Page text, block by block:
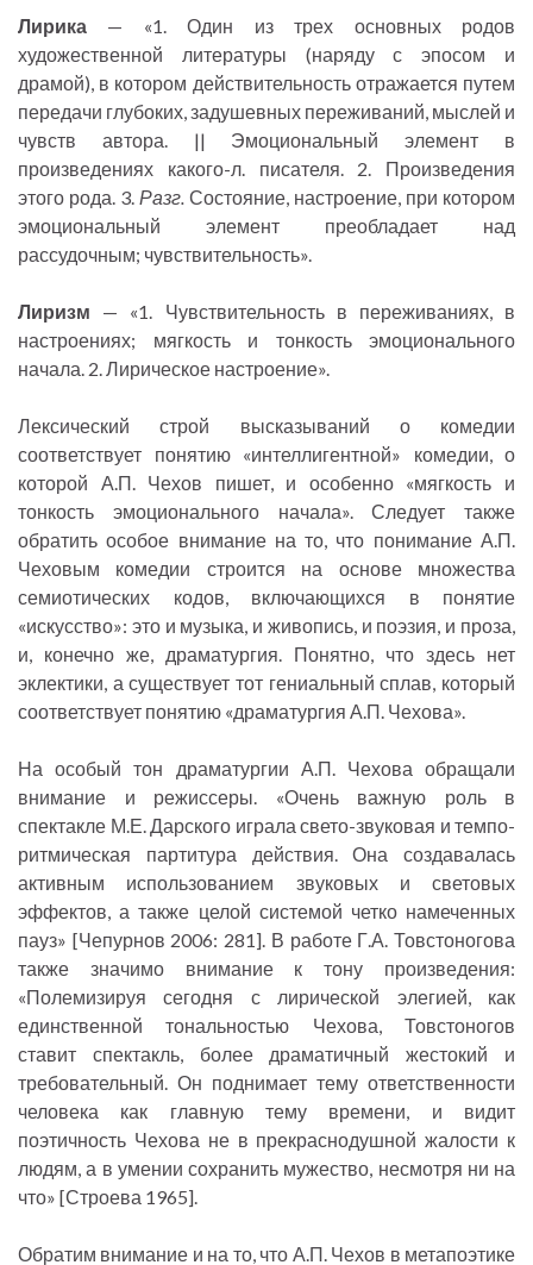
Лирика — «1. Один из трех основных родов
художественной литературы (наряду с эпосом и
драмой), в котором действительность отражается путем
передачи глубоких, задушевных переживаний, мыслей и
чувств автора. || Эмоциональный элемент в
произведениях какого-л. писателя. 2. Произведения
этого рода. 3. Разг. Состояние, настроение, при котором
эмоциональный элемент преобладает над
рассудочным; чувствительность».
Лиризм — «1. Чувствительность в переживаниях, в
настроениях; мягкость и тонкость эмоционального
начала. 2. Лирическое настроение».
Лексический строй высказываний о комедии
соответствует понятию «интеллигентной» комедии, о
которой А.П. Чехов пишет, и особенно «мягкость и
тонкость эмоционального начала». Следует также
обратить особое внимание на то, что понимание А.П.
Чеховым комедии строится на основе множества
семиотических кодов, включающихся в понятие
«искусство»: это и музыка, и живопись, и поэзия, и проза,
и, конечно же, драматургия. Понятно, что здесь нет
эклектики, а существует тот гениальный сплав, который
соответствует понятию «драматургия А.П. Чехова».
На особый тон драматургии А.П. Чехова обращали
внимание и режиссеры. «Очень важную роль в
спектакле М.Е. Дарского играла свето-звуковая и темпо-
ритмическая партитура действия. Она создавалась
активным использованием звуковых и световых
эффектов, а также целой системой четко намеченных
пауз» [Чепурнов 2006: 281]. В работе Г.А. Товстоногова
также значимо внимание к тону произведения:
«Полемизируя сегодня с лирической элегией, как
единственной тональностью Чехова, Товстоногов
ставит спектакль, более драматичный жестокий и
требовательный. Он поднимает тему ответственности
человека как главную тему времени, и видит
поэтичность Чехова не в прекраснодушной жалости к
людям, а в умении сохранить мужество, несмотря ни на
что» [Строева 1965].
Обратим внимание и на то, что А.П. Чехов в метапоэтике